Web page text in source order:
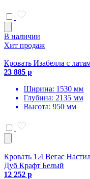
В наличии
Хит продаж
Кровать Изабелла с
23 885 р
Ширина: 1530 мм
Глубина: 2135 мм
Высота: 950 мм
Кровать 1.4 Вегас
Дуб Крафт Белый
12 252 р